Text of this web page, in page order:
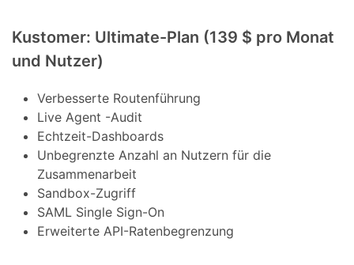
Kustomer: Ultimate-Plan (139 $ pro Monat
und Nutzer)
Verbesserte Routenführung
Live Agent -Audit
Echtzeit-Dashboards
Unbegrenzte Anzahl an Nutzern für die
Zusammenarbeit
Sandbox-Zugriff
SAML Single Sign-On
Erweiterte API-Ratenbegrenzung